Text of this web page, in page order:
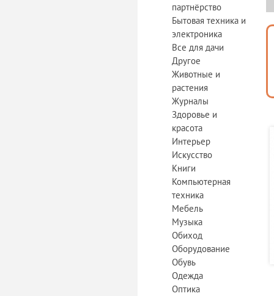
партнёрство
Бытовая техника и
электроника
Все для дачи
Другое
Животные и
растения
Журналы
Здоровье и
красота
Интерьер
Искусство
Книги
Компьютерная
техника
Мебель
Музыка
Обиход
Оборудование
Обувь
Одежда
Оптика